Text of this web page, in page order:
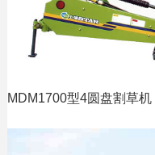
MDM1700型4圆盘割草机